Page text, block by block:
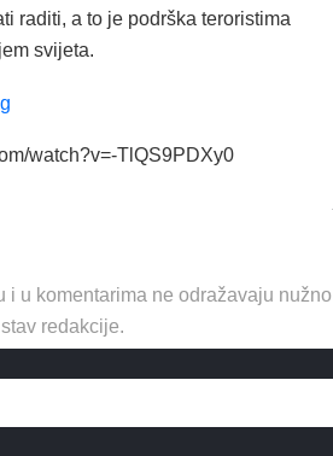
raditi, a to je podrška teroristima
svijeta.
watch?v=-TlQS9PDXy0
i u komentarima ne odražavaju nužno
stav redakcije.